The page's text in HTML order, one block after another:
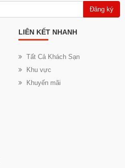
Đăng ký
LIÊN KẾT NHANH
Tất Cả Khách Sạn
Khu vực
Khuyến mãi